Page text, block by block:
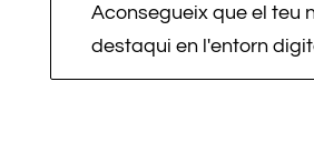
Aconsegueix que el teu
destaqui en l'entorn